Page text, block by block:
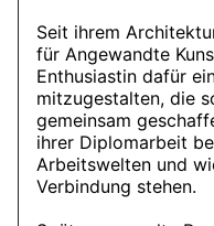
Seit ihrem
für Angewandte
Enthusiastin dafür
mitzugestalten, die
gemeinsam
ihrer Diplomarbeit
Arbeitswelten und
Verbindung stehen.